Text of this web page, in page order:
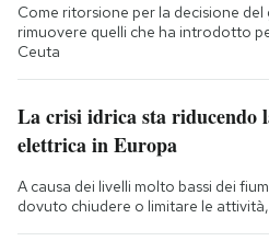
Come ritorsione per la decisione
rimuovere quelli che ha introdotto
Ceuta
La crisi idrica sta riducendo
elettrica in Europa
A causa dei livelli molto bassi dei
dovuto chiudere o limitare le